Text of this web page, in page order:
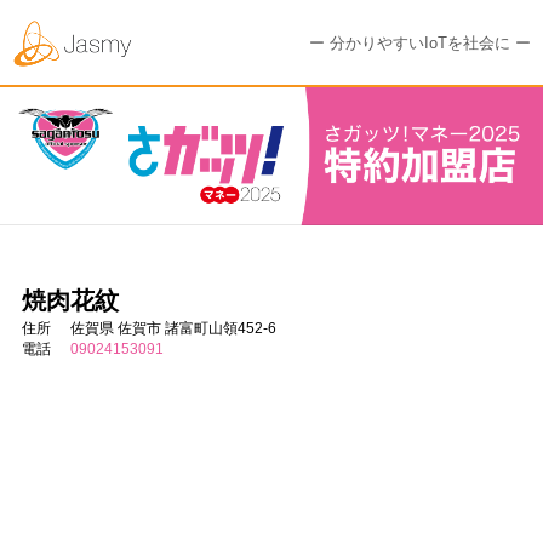
ー 分かりやすいIoTを社会に ー
焼肉花紋
住所
佐賀県 佐賀市 諸富町山領452-6
電話
09024153091